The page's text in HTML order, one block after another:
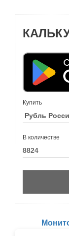
Купить
В количестве